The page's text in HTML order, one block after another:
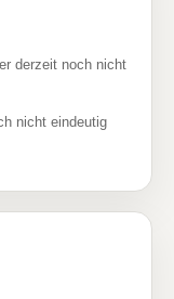
derzeit noch nicht
nicht eindeutig